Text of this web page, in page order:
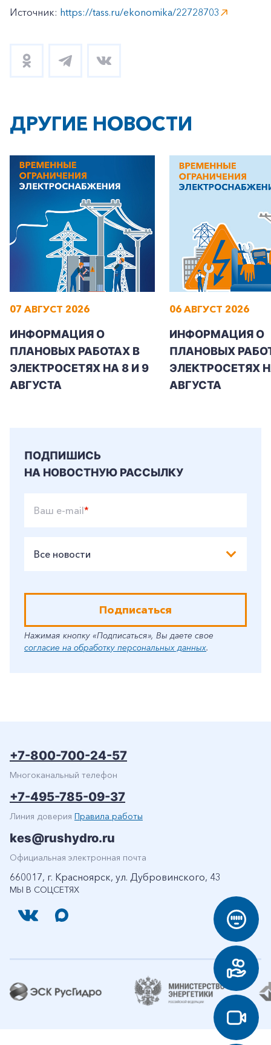
+7-800-700-24-57
Заказать обратный звонок
Частным клиентам
Корпоративным клиентам
Источник: https://tass.ru/ekonomika/22728703
ДРУГИЕ НОВОСТИ
07 АВГУСТ 2026
ИНФОРМАЦИЯ О
ПЛАНОВЫХ РАБОТАХ В
ЭЛЕКТРОСЕТЯХ НА 8 И 9
АВГУСТА
06 АВГУСТ 2026
ИНФОРМАЦИЯ О
ПЛАНОВЫХ
ЭЛЕКТРОСЕТЯХ
АВГУСТА
ПОДПИШИСЬ
НА НОВОСТНУЮ РАССЫЛКУ
Ваш e-mail*
Все новости
Подписаться
Нажимая кнопку «Подписаться», Вы даете свое
согласие на обработку персональных данных.
МЫ В СОЦСЕТЯХ
+7-800-700-24-57
Многоканальный телефон
+7-495-785-09-37
Линия доверия Правила работы
kes@rushydro.ru
Официальная электронная почта
660017, г. Красноярск, ул. Дубровинского, 43